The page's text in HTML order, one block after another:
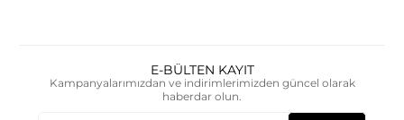
E-BÜLTEN KAYIT
Kampanyalarımızdan ve indirimlerimizden güncel olarak
haberdar olun.